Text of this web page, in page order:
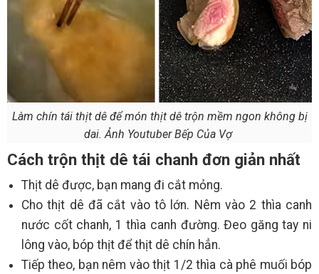
Làm chín tái thịt dê để món thịt dê trộn mềm ngon không bị
dai. Ảnh Youtuber Bếp Của Vợ
Cách trộn thịt dê tái chanh đơn giản nhất
Thịt dê được, bạn mang đi cắt mỏng.
Cho thịt dê đã cắt vào tô lớn. Nêm vào 2 thìa canh
nước cốt chanh, 1 thìa canh đường. Đeo găng tay ni
lông vào, bóp thịt để thịt dê chín hẳn.
Tiếp theo, bạn nêm vào thịt 1/2 thìa cà phê muối bóp